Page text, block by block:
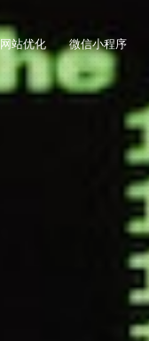
网站优化 微信小程序